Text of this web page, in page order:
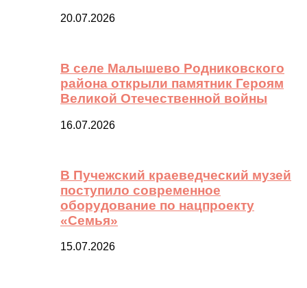
20.07.2026
В селе Малышево Родниковского
района открыли памятник Героям
Великой Отечественной войны
16.07.2026
В Пучежский краеведческий музей
поступило современное
оборудование по нацпроекту
«Семья»
15.07.2026